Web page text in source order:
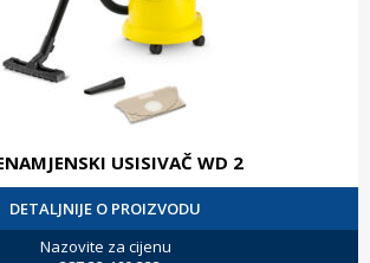
USISIVAČ WD 2
DETALJNIJE O PROIZVODU
Nazovite za cijenu